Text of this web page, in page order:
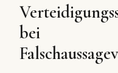
bei